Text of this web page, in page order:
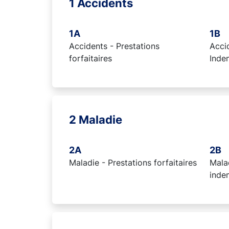
1 Accidents
1A
Accidents - Prestations
forfaitaires
1B
2 Maladie
2A
Maladie - Prestations forfaitaires
2B